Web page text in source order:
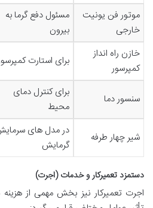
موتور فن یونیت
خارجی
مسئول دفع گرما به
بیرون
خازن راه انداز
کمپرسور
برای استارت
سنسور دما
برای کنترل دمای
محیط
شیر چهار طرفه
در مدل های
گرمایش
دستمزد تعمیرکار و خدمات (اجرت)
اجرت تعمیرکار نیز بخش مهمی از